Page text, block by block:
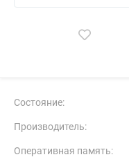
Состояние:
Производитель:
Оперативная память: